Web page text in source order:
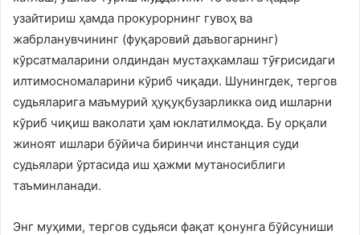
узайтириш ҳамда прокурорнинг гувоҳ ва
жабрланувчининг (фуқаровий даъвогарнинг)
кўрсатмаларини олдиндан мустаҳкамлаш тўғрисидаги
илтимосномаларини кўриб чиқади. Шунингдек, тергов
судьяларига маъмурий ҳуқуқбузарликка оид ишларни
кўриб чиқиш ваколати ҳам юклатилмоқда. Бу орқали
жиноят ишлари бўйича биринчи инстанция суди
судьялари ўртасида иш ҳажми мутаносиблиги
таъминланади.
Энг муҳими, тергов судьяси фақат қонунга бўйсуниши